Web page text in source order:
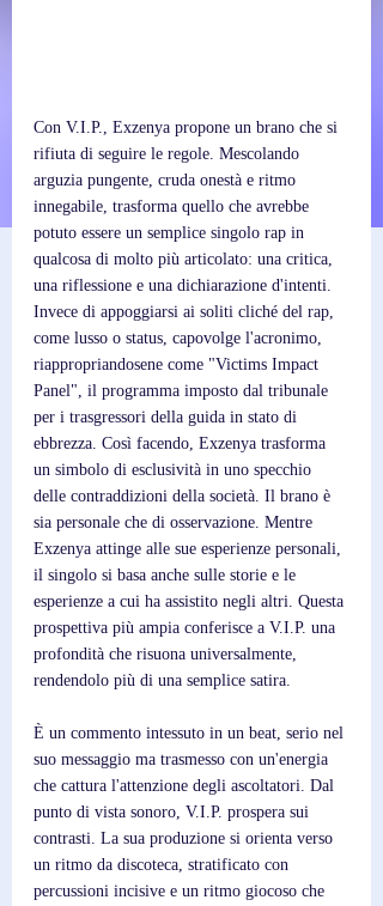
Con V.I.P., Exzenya propone un brano che si
rifiuta di seguire le regole. Mescolando
arguzia pungente, cruda onestà e ritmo
innegabile, trasforma quello che avrebbe
potuto essere un semplice singolo rap in
qualcosa di molto più articolato: una critica,
una riflessione e una dichiarazione d'intenti.
Invece di appoggiarsi ai soliti cliché del rap,
come lusso o status, capovolge l'acronimo,
riappropriandosene come "Victims Impact
Panel", il programma imposto dal tribunale
per i trasgressori della guida in stato di
ebbrezza. Così facendo, Exzenya trasforma
un simbolo di esclusività in uno specchio
delle contraddizioni della società. Il brano è
sia personale che di osservazione. Mentre
Exzenya attinge alle sue esperienze personali,
il singolo si basa anche sulle storie e le
esperienze a cui ha assistito negli altri. Questa
prospettiva più ampia conferisce a V.I.P. una
profondità che risuona universalmente,
rendendolo più di una semplice satira.
È un commento intessuto in un beat, serio nel
suo messaggio ma trasmesso con un'energia
che cattura l'attenzione degli ascoltatori. Dal
punto di vista sonoro, V.I.P. prospera sui
contrasti. La sua produzione si orienta verso
un ritmo da discoteca, stratificato con
percussioni incisive e un ritmo giocoso che